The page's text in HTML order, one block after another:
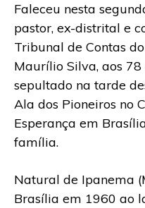
Faleceu nesta
pastor, ex-distrital e
Tribunal de Contas
Maurílio Silva, aos
sepultado na tarde
Ala dos Pioneiros no
Esperança em
família.
Natural de Ipanema
Brasília em 1960 ao